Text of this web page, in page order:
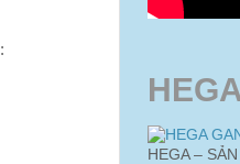
:
HEGA –